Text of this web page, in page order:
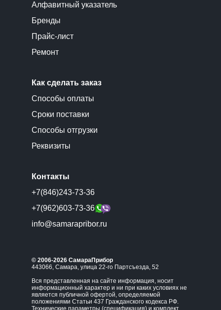
Алфавитный указатель
Бренды
Прайс-лист
Ремонт
Как сделать заказ
Способы оплаты
Сроки поставки
Способы отгрузки
Реквизиты
Контакты
+7(846)243-73-36
+7(962)603-73-36
info@samarapribor.ru
© 2006-2026 СамараПрибор
443066, Самара, улица 22-го Партсъезда, 52
Вся представленная на сайте информация, носит
информационный характер и ни при каких условиях не
является публичной офертой, определяемой
положениями Статьи 437 Гражданского кодекса РФ.
Технические параметры (спецификация) и комплект